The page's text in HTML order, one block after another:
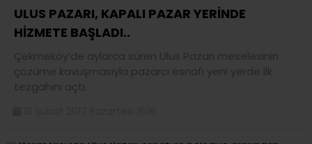
ULUS PAZARI, KAPALI PAZAR YERİNDE
HİZMETE BAŞLADI..
Çekmeköy’de aylarca süren Ulus Pazarı meselesinin
çözüme kavuşmasıyla pazarcı esnafı yeni yerde ilk
tezgahını açtı.